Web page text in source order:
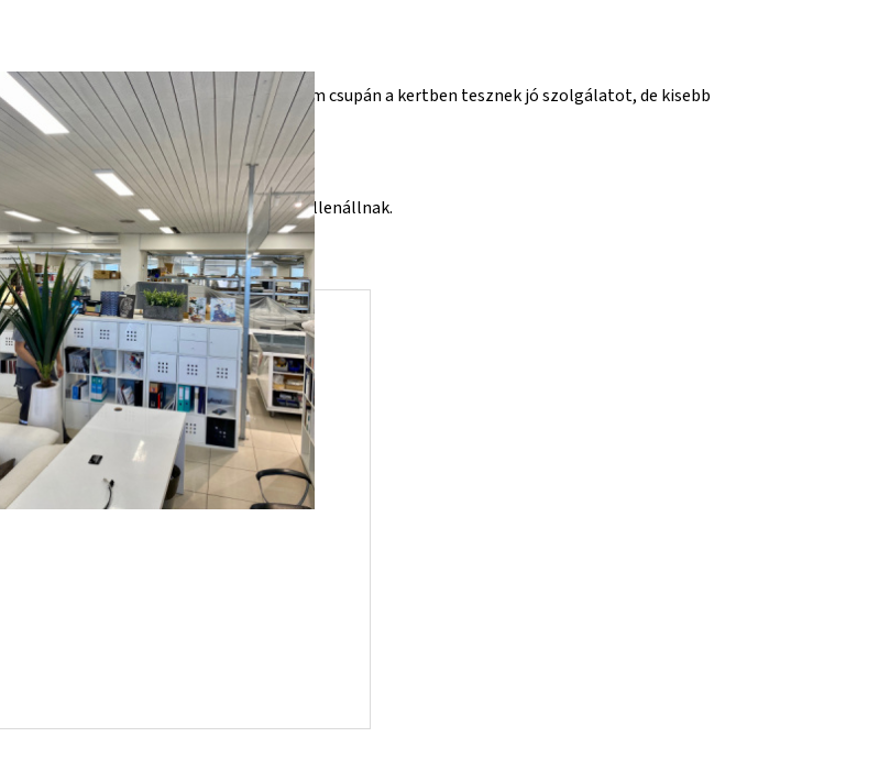
éppen a talajba ágyazott. Tehát nem csupán a kertben tesznek jó szolgálatot, de kisebb
így az időjárási viszontagságoknak is ellenállnak.